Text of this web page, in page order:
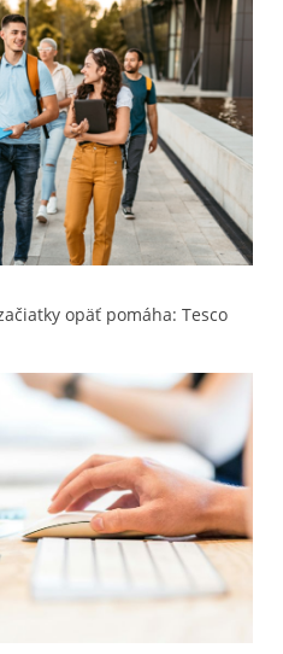
opäť pomáha: Tesco